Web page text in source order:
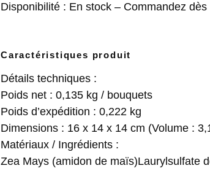
Disponibilité : En stock – Commandez
Caractéristiques produit
Détails techniques :
Poids net : 0,135 kg / bouquets
Poids d’expédition : 0,222 kg
Dimensions : 16 x 14 x 14 cm (Volume :
Matériaux / Ingrédients :
Zea Mays (amidon de maïs)Laurylsulfate